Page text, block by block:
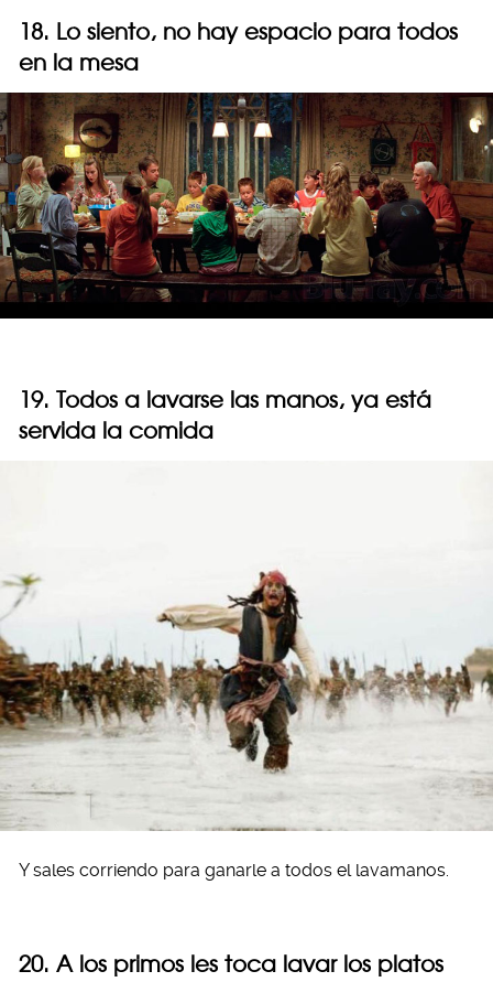
18. Lo siento, no hay espacio para todos
en la mesa
19. Todos a lavarse las manos, ya está
servida la comida
Y sales corriendo para ganarle a todos el lavamanos.
20. A los primos les toca lavar los platos